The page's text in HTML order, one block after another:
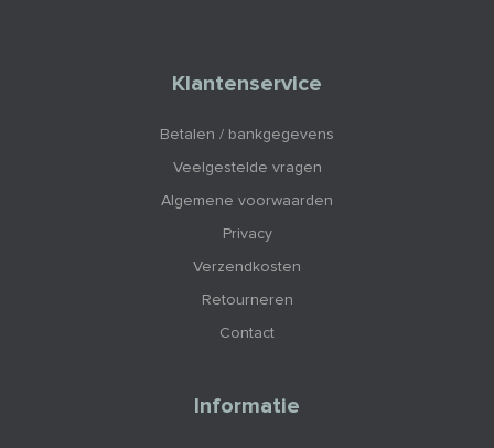
Klantenservice
Betalen / bankgegevens
Veelgestelde vragen
Algemene voorwaarden
Privacy
Verzendkosten
Retourneren
Contact
Informatie